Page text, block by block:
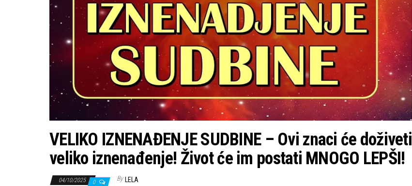
VELIKO IZNENAĐENJE SUDBINE – Ovi znaci će doživeti
veliko iznenađenje! Život će im postati MNOGO LEPŠI!
04/10/2025 0 By LELA